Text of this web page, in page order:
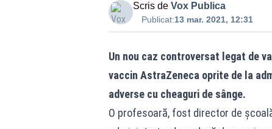
Scris de Vox Publica
Publicat:13 mar. 2021, 12:31
Un nou caz controversat legat de
vaccin AstraZeneca oprite de la
adverse cu cheaguri de sânge.
O profesoară, fost director de